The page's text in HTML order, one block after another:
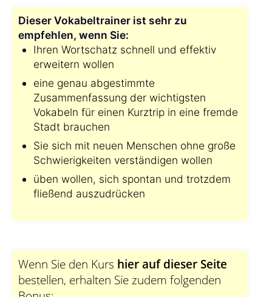
Dieser Vokabeltrainer ist sehr zu
empfehlen, wenn Sie:
Ihren Wortschatz schnell und effektiv
erweitern wollen
eine genau abgestimmte
Zusammenfassung der wichtigsten
Vokabeln für einen Kurztrip in eine fremde
Stadt brauchen
Sie sich mit neuen Menschen ohne große
Schwierigkeiten verständigen wollen
üben wollen, sich spontan und trotzdem
fließend auszudrücken
Wenn Sie den Kurs hier auf dieser Seite
bestellen, erhalten Sie zudem folgenden